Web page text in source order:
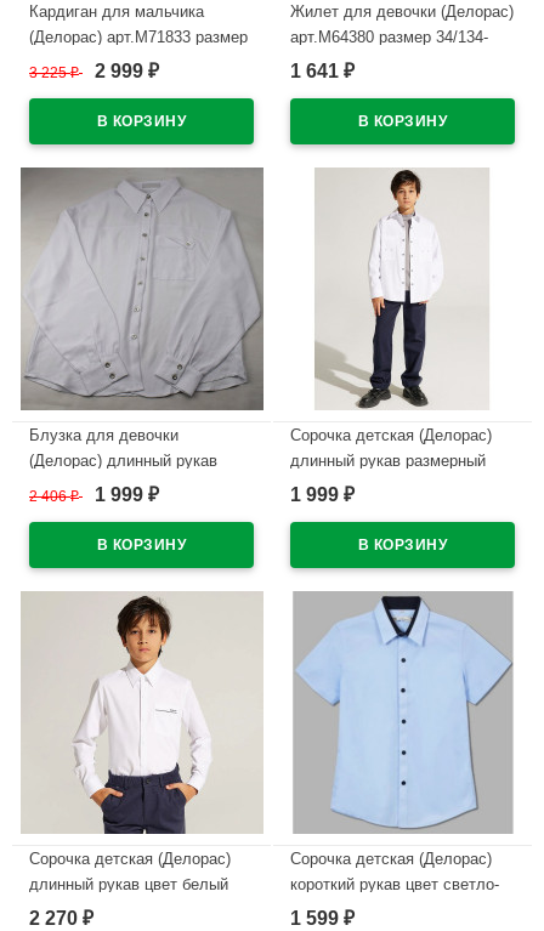
Кардиган для мальчика
(Делорас) арт.M71833 размер
34/134-44/164 цвет синий
3 225₽ 2 999 ₽
Жилет для девочки (Делорас)
арт.M64380 размер 34/134-
44/164 цвет синий
1 641 ₽
Блузка для девочки
(Делорас) длинный рукав
цвет белый арт.C64151N
2 406₽ 1 999 ₽
Сорочка детская (Делорас)
длинный рукав размерный
ряд 37/164-170 цвет черный
1 999 ₽
Сорочка детская (Делорас)
длинный рукав цвет белый
арт.C71719 на кнопках на
2 270 ₽
Сорочка детская (Делорас)
короткий рукав цвет светло-
голубой арт.C71738S на
1 599 ₽